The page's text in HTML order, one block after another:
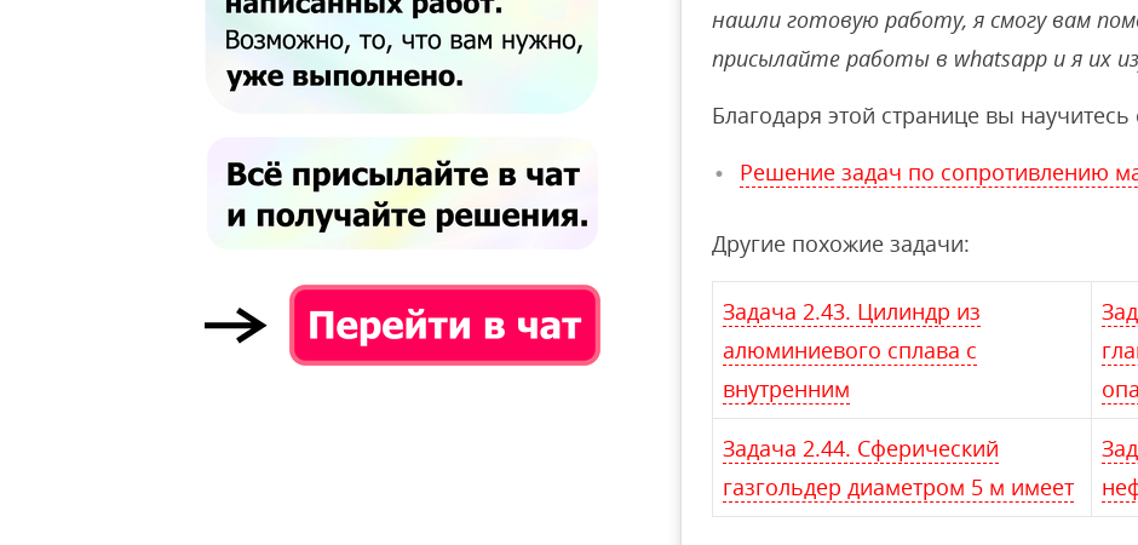
нашли готовую работу, я смогу вам
присылайте работы в whatsapp и я их
Благодаря этой странице вы
Решение задач по сопротивлению
Другие похожие задачи:
Задача 2.43. Цилиндр из
алюминиевого сплава с
внутренним
Задача 2.44. Сферический
газгольдер диаметром 5 м имеет